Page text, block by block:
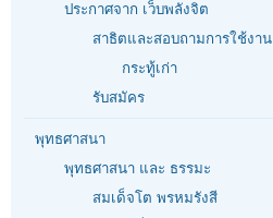
ประกาศจาก เว็บพลังจิต
สาธิตและสอบถามการใช้งาน
กระทู้เก่า
รับสมัคร
พุทธศาสนา
พุทธศาสนา และ ธรรมะ
สมเด็จโต พรหมรังสี